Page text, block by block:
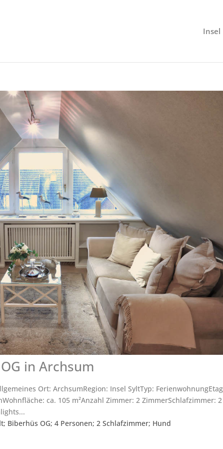
Insel
in Archsum
Ort: ArchsumRegion: Insel SyltTyp:
ca. 105 m²Anzahl Zimmer: 2 ZimmerSchlafzimmer: 2
Biberhüs OG; 4 Personen; 2 Schlafzimmer; Hund